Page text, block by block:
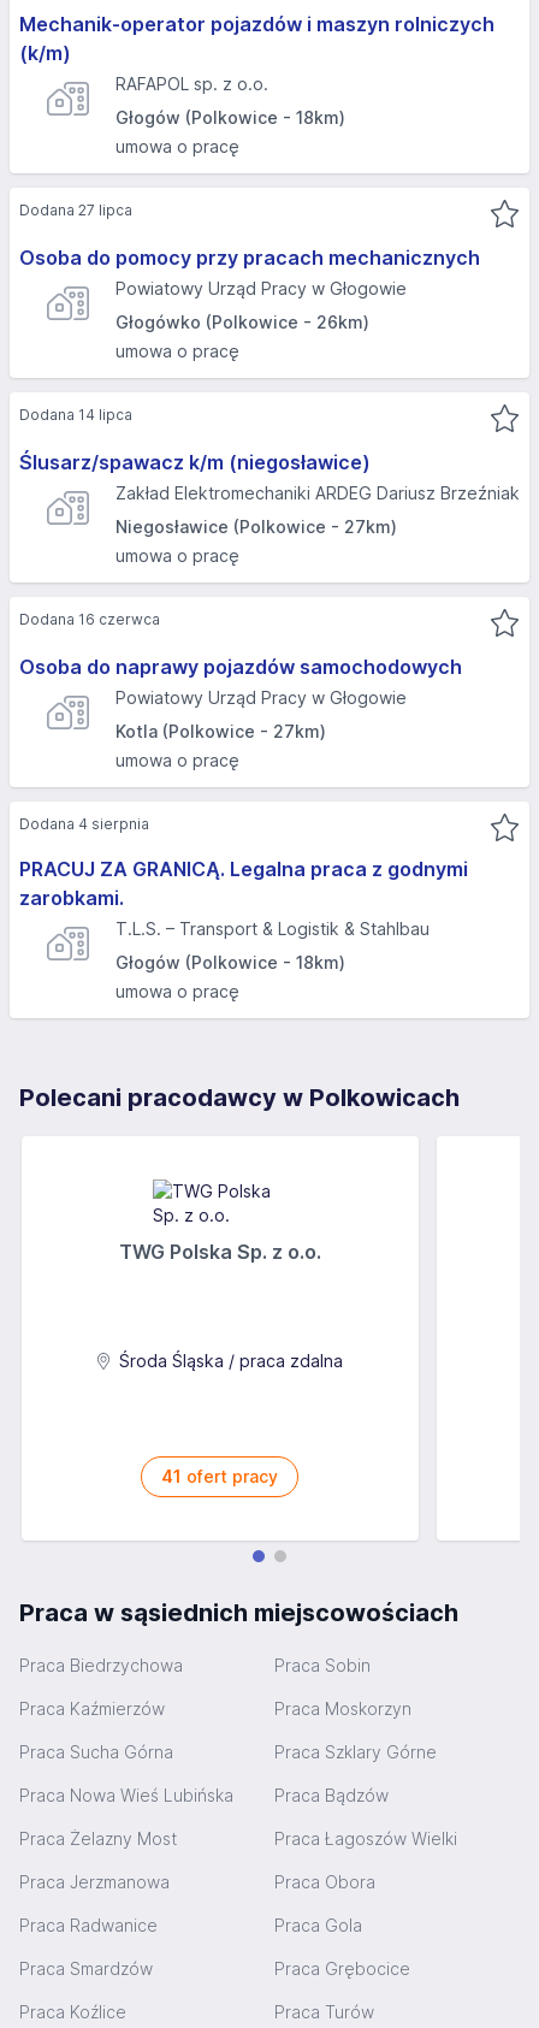
Mechanik-operator pojazdów i maszyn rolniczych
(k/m)
RAFAPOL sp. z o.o.
Głogów (Polkowice - 18km)
umowa o pracę
Osoba do pomocy przy pracach mechanicznych
Powiatowy Urząd Pracy w Głogowie
Głogówko (Polkowice - 26km)
umowa o pracę
Dodana 27 lipca
Ślusarz/spawacz k/m (niegosławice)
Zakład Elektromechaniki ARDEG Dariusz Brzeźniak
Niegosławice (Polkowice - 27km)
umowa o pracę
Dodana 14 lipca
Osoba do naprawy pojazdów samochodowych
Powiatowy Urząd Pracy w Głogowie
Kotla (Polkowice - 27km)
umowa o pracę
Dodana 16 czerwca
PRACUJ ZA GRANICĄ. Legalna praca z godnymi
zarobkami.
T.L.S. – Transport & Logistik & Stahlbau
Głogów (Polkowice - 18km)
umowa o pracę
Dodana 4 sierpnia
Polecani pracodawcy w Polkowicach
TWG Polska Sp. z o.o.
Środa Śląska / praca zdalna
41 ofert pracy
Praca w sąsiednich miejscowościach
Praca Biedrzychowa Praca Sobin
Praca Kaźmierzów Praca Moskorzyn
Praca Sucha Górna Praca Szklary Górne
Praca Nowa Wieś Lubińska Praca Bądzów
Praca Żelazny Most Praca Łagoszów Wielki
Praca Jerzmanowa Praca Obora
Praca Radwanice Praca Gola
Praca Smardzów Praca Grębocice
Praca Koźlice Praca Turów